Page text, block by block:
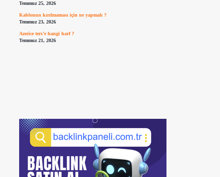
Temmuz 25, 2026
Kablonun kırılmaması için ne yapmalı ?
Temmuz 23, 2026
Azerice ters’e hangi harf ?
Temmuz 21, 2026